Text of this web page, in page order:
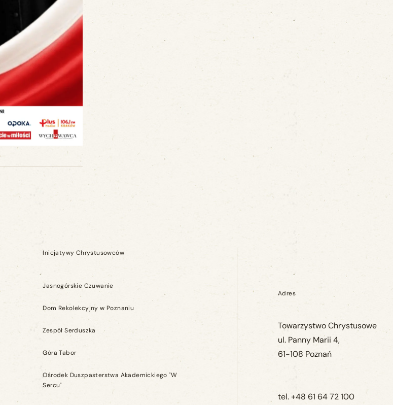
Inicjatywy Chrystusowców
Jasnogórskie Czuwanie
Dom Rekolekcyjny w Poznaniu
Zespół Serduszka
Góra Tabor
Ośrodek Duszpasterstwa Akademickiego "W
Sercu"
Adres
Towarzystwo Chrystusowe
ul. Panny Marii 4,
61-108 Poznań
tel. +48 61 64 72 100